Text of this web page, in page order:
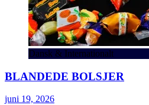
Dansk & Internationalt
BLANDEDE BOLSJER
juni 19, 2026